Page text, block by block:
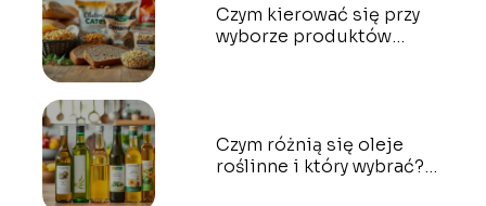
Czym kierować się przy
wyborze produktów
Czym różnią się oleje
roślinne i który wybrać?